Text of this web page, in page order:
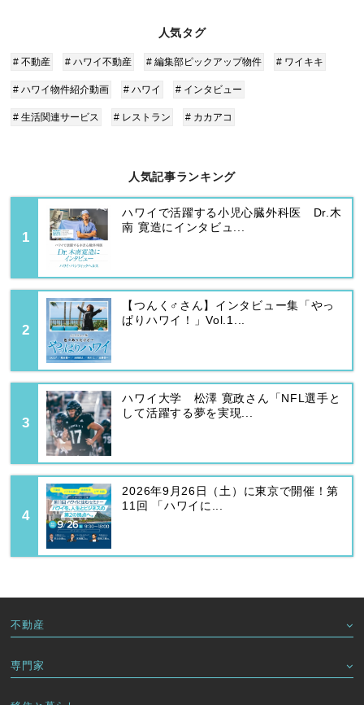
人気タグ
# 不動産 # ハワイ不動産 # 編集部ピックアップ物件 # ワイキキ
# ハワイ物件紹介動画 # ハワイ # インタビュー
# 生活関連サービス # レストラン # カカアコ
人気記事ランキング
ハワイで活躍する小児心臓外科医 Dr.木
南 寛造にインタビュ...
【つんく♂さん】インタビュー集「やっ
ぱりハワイ！」Vol.1...
ハワイ大学 松澤 寛政さん「NFL選手と
して活躍する夢を実現...
2026年9月26日（土）に東京で開催！第
11回 「ハワイに...
不動産
専門家